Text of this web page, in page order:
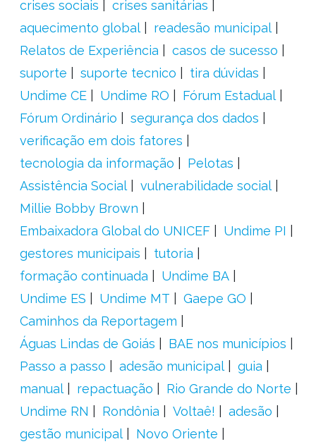
crises sociais
crises sanitárias
aquecimento global
readesão municipal
Relatos de Experiência
casos de sucesso
suporte
suporte tecnico
tira dúvidas
Undime CE
Undime RO
Fórum Estadual
Fórum Ordinário
segurança dos dados
verificação em dois fatores
tecnologia da informação
Pelotas
Assistência Social
vulnerabilidade social
Millie Bobby Brown
Embaixadora Global do UNICEF
Undime PI
gestores municipais
tutoria
formação continuada
Undime BA
Undime ES
Undime MT
Gaepe GO
Caminhos da Reportagem
Águas Lindas de Goiás
BAE nos municípios
Passo a passo
adesão municipal
guia
manual
repactuação
Rio Grande do Norte
Undime RN
Rondônia Voltaê!
adesão
gestão municipal
Novo Oriente